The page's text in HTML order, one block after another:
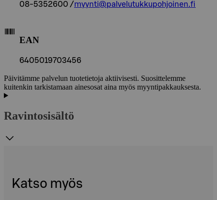
08-5352600 /myynti@palvelutukkupohjoinen.fi
EAN
6405019703456
Päivitämme palvelun tuotetietoja aktiivisesti. Suosittelemme
kuitenkin tarkistamaan ainesosat aina myös myyntipakkauksesta.
Ravintosisältö
Katso myös